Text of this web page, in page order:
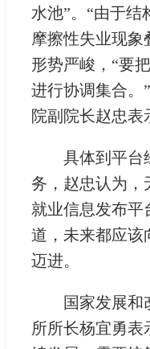
水池”。“由于结
摩擦性失业现象
形势严峻，“要
进行协调集合。
院副院长赵忠表
具体到平台经
务，赵忠认为，
就业信息发布平
道，未来都应该
迈进。
国家发展和
所所长杨宜勇